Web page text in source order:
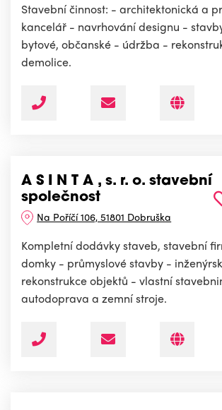
Stavební činnost: - architektonická a
kancelář - navrhování designu -
bytové, občanské - údržba -
demolice.
A S I N T A , s. r. o. stavební
společnost
Na Poříčí 106, 51801 Dobruška
Kompletní dodávky staveb, stavební
domky - průmyslové stavby -
rekonstrukce objektů - vlastní
autodoprava a zemní stroje.